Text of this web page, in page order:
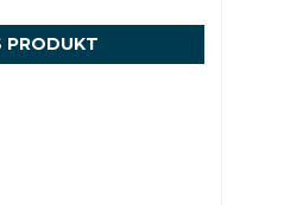
PRODUKT